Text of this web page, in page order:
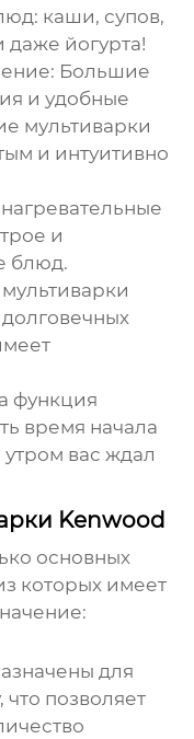
каши, супов,
йогурта!
Большие
и удобные
мультиварки
и интуитивно
и
блюд.
функция
время начала
вас ждал
Kenwood
основных
которых имеет
для
позволяет